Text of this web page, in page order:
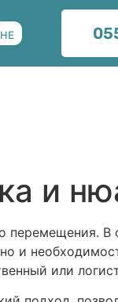
HE
и
перемещения. В
и
или